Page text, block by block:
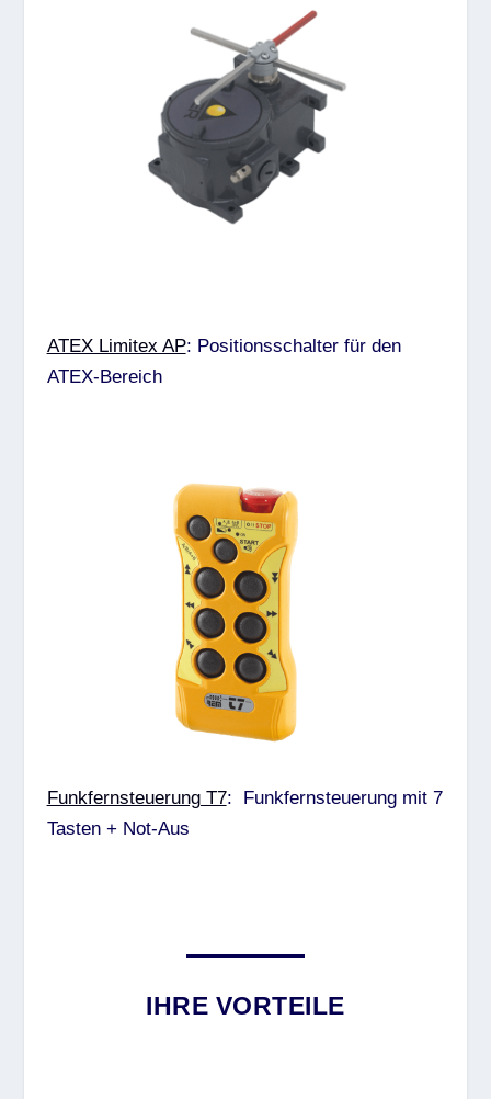
ATEX Limitex AP: Positionsschalter für den
ATEX-Bereich
Funkfernsteuerung T7: Funkfernsteuerung mit 7
Tasten + Not-Aus
IHRE VORTEILE